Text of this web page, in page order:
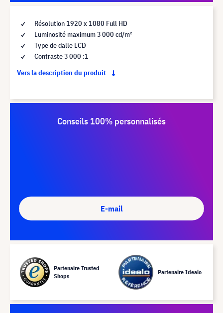
Résolution 1920 x 1080 Full HD
Luminosité maximum 3 000 cd/m²
Type de dalle LCD
Contraste 3 000 :1
Vers la description du produit
Conseils 100% personnalisés
E-mail
Partenaire Trusted
Shops
Partenaire Idealo